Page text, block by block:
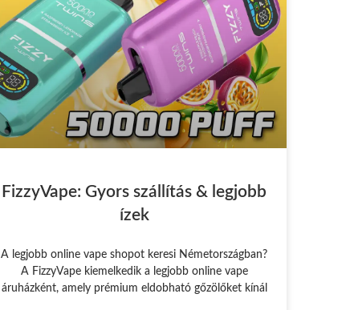
FizzyVape: Gyors szállítás & legjobb
ízek
A legjobb online vape shopot keresi Németországban?
A FizzyVape kiemelkedik a legjobb online vape
áruházként, amely prémium eldobható gőzölőket kínál